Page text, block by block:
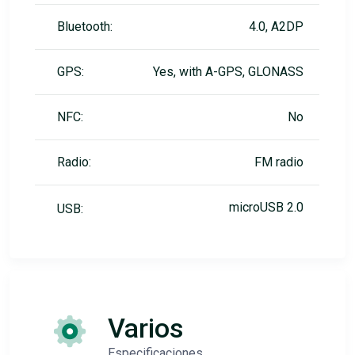
Bluetooth: 4.0, A2DP
GPS: Yes, with A-GPS, GLONASS
NFC: No
Radio: FM radio
USB: microUSB 2.0
Varios